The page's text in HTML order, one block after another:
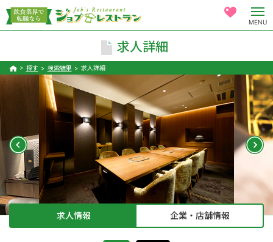
MENU
求人詳細
探す 検索結果 求人詳細
求人情報 企業・店舗情報